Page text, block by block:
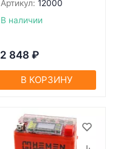
Артикул: 12000
В наличии
2 848 ₽
В КОРЗИНУ